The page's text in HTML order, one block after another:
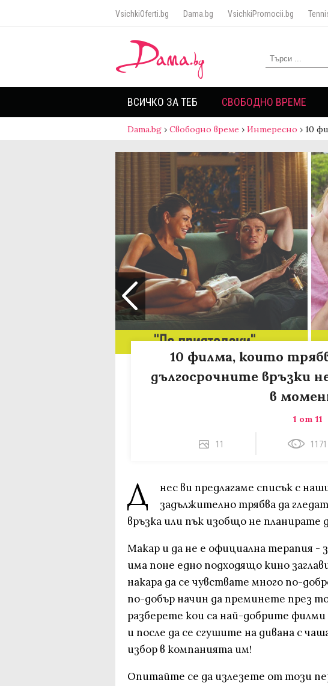
VsichkiOferti.bg Dama.bg VsichkiPromocii.bg
ВСИЧКО ЗА ТЕБ СВОБОДНО ВРЕМЕ
Dama.bg › Свободно време › Интересно › 10
10 филмa, които
дългосрочните връзки
в
1 от 11
11 1171
Д
нес ви предлагаме списък с
задължително трябва да
връзка или пък изобщо не планирате
Макар и да не е официална терапия -
има поне едно подходящо кино
накара да се чувствате много по-
по-добър начин да преминете през
разберете кои са най-добрите филми
и после да се сгушите на дивана с
избор в компанията им!
Опитайте се да излезете от този